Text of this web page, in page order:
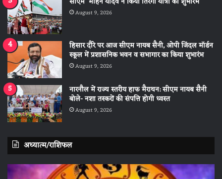
August 9, 2026
हिसार दौरे पर आज सीएम नायब सैनी, ओपी जिंदल मॉर्डन
स्कूल में प्रशासनिक भवन व सभागार का किया शुभारंभ
August 9, 2026
नारनौल में राज्य स्तरीय हाफ मैराथन: सीएम नायब सैनी
बोले- नशा तस्करों की संपत्ति होगी ध्वस्त
August 9, 2026
अध्यात्म/राशिफल